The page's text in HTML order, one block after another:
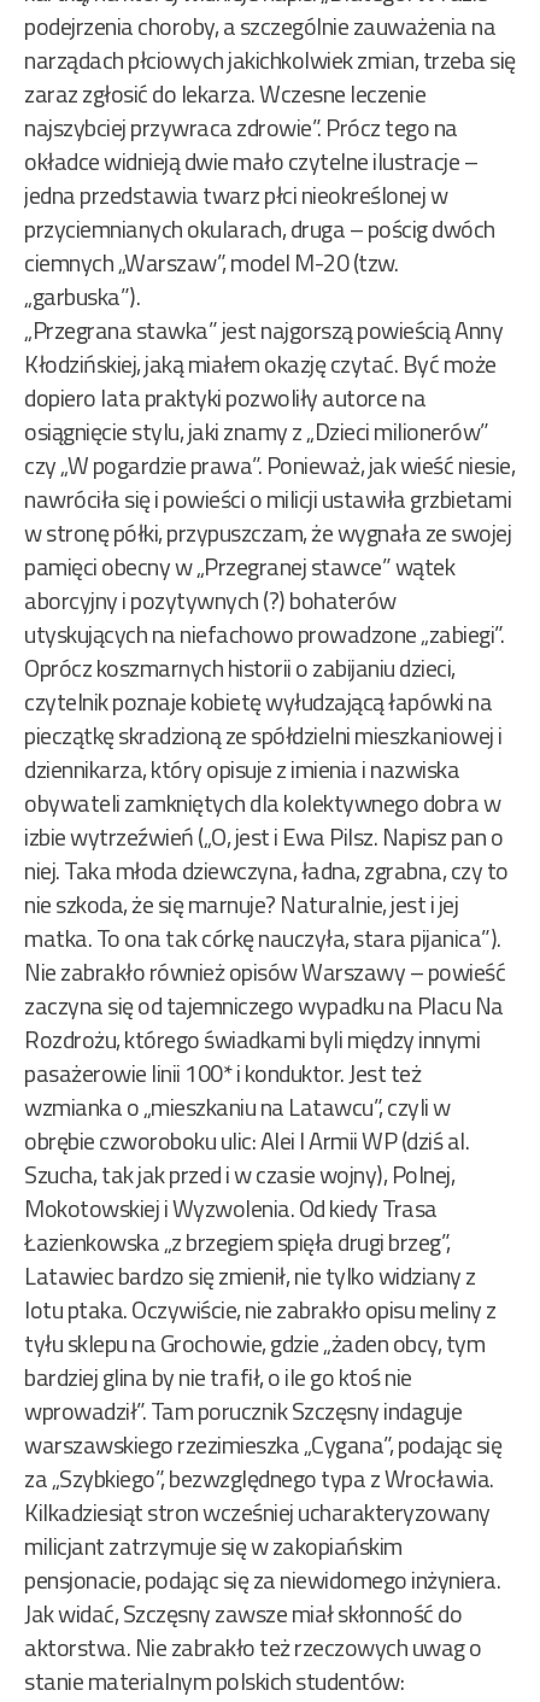
podejrzenia choroby, a szczególnie zauważenia na
narządach płciowych jakichkolwiek zmian, trzeba się
zaraz zgłosić do lekarza. Wczesne leczenie
najszybciej przywraca zdrowie”. Prócz tego na
okładce widnieją dwie mało czytelne ilustracje –
jedna przedstawia twarz płci nieokreślonej w
przyciemnianych okularach, druga – pościg dwóch
ciemnych „Warszaw”, model M-20 (tzw.
„garbuska”).
„Przegrana stawka” jest najgorszą powieścią Anny
Kłodzińskiej, jaką miałem okazję czytać. Być może
dopiero lata praktyki pozwoliły autorce na
osiągnięcie stylu, jaki znamy z „Dzieci milionerów”
czy „W pogardzie prawa”. Ponieważ, jak wieść niesie,
nawróciła się i powieści o milicji ustawiła grzbietami
w stronę półki, przypuszczam, że wygnała ze swojej
pamięci obecny w „Przegranej stawce” wątek
aborcyjny i pozytywnych (?) bohaterów
utyskujących na niefachowo prowadzone „zabiegi”.
Oprócz koszmarnych historii o zabijaniu dzieci,
czytelnik poznaje kobietę wyłudzającą łapówki na
pieczątkę skradzioną ze spółdzielni mieszkaniowej i
dziennikarza, który opisuje z imienia i nazwiska
obywateli zamkniętych dla kolektywnego dobra w
izbie wytrzeźwień („O, jest i Ewa Pilsz. Napisz pan o
niej. Taka młoda dziewczyna, ładna, zgrabna, czy to
nie szkoda, że się marnuje? Naturalnie, jest i jej
matka. To ona tak córkę nauczyła, stara pijanica”).
Nie zabrakło również opisów Warszawy – powieść
zaczyna się od tajemniczego wypadku na Placu Na
Rozdrożu, którego świadkami byli między innymi
pasażerowie linii 100* i konduktor. Jest też
wzmianka o „mieszkaniu na Latawcu”, czyli w
obrębie czworoboku ulic: Alei I Armii WP (dziś al.
Szucha, tak jak przed i w czasie wojny), Polnej,
Mokotowskiej i Wyzwolenia. Od kiedy Trasa
Łazienkowska „z brzegiem spięła drugi brzeg”,
Latawiec bardzo się zmienił, nie tylko widziany z
lotu ptaka. Oczywiście, nie zabrakło opisu meliny z
tyłu sklepu na Grochowie, gdzie „żaden obcy, tym
bardziej glina by nie trafił, o ile go ktoś nie
wprowadził”. Tam porucznik Szczęsny indaguje
warszawskiego rzezimieszka „Cygana”, podając się
za „Szybkiego”, bezwzględnego typa z Wrocławia.
Kilkadziesiąt stron wcześniej ucharakteryzowany
milicjant zatrzymuje się w zakopiańskim
pensjonacie, podając się za niewidomego inżyniera.
Jak widać, Szczęsny zawsze miał skłonność do
aktorstwa. Nie zabrakło też rzeczowych uwag o
stanie materialnym polskich studentów: